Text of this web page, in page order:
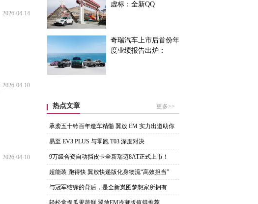
2026-04-14
2026-04-10
2026-04-10
虚标：全新QQ
奇瑞汽车上市后首份年
度业绩报告出炉：
热点文章 更多>>
承袭五十铃百年造车精髓 翼放 EM 实力出道助你
易至 EV3 PLUS 与零跑 T03 深度对决
9万级合资自动挡皮卡全新瑞迈8AT正式上市！
超能装 跑得快 翼放快递版化身物流“高效担当”
与冠军结缘的背后，是全新岚图梦想家所拥有
的“冠军
轻松拿捏瓜果蔬鲜 翼放EM冷藏版值得推荐